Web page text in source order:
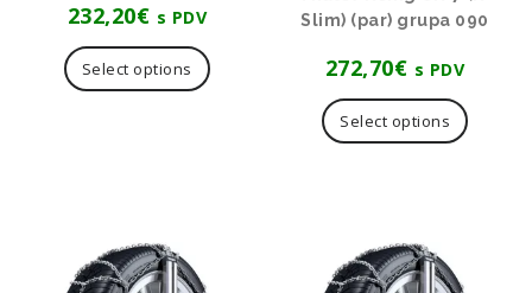
232,20€ s PDV
Select options
Slim) (par) grupa 090
272,70€ s PDV
Select options